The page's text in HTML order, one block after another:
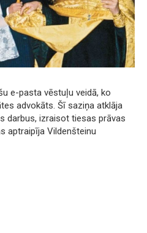
e-pasta vēstuļu veidā, ko
advokāts. Šī saziņa atklāja
darbus, izraisot tiesas prāvas
aptraipīja Vildenšteinu